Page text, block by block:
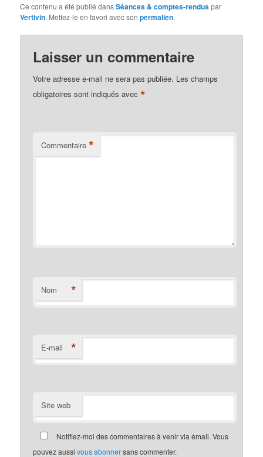
Ce contenu a été publié dansSéances & comptes-renduspar
Vertivin. Mettez-le en favori avec sonpermalien.
Laisser un commentaire
Votre adresse e-mail ne sera pas publiée. Les champs
obligatoires sont indiqués avec*
Commentaire *
Nom *
E-mail *
Site web
Notifiez-moi des commentaires à venir via émail. Vous
pouvez aussivous abonnersans commenter.